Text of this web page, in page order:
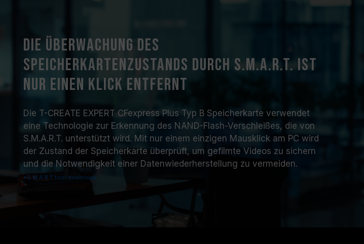
Die Überwachung des
Speicherkartenzustands durch S.M.A.R.T. ist
nur einen Klick entfernt
Die T-CREATE EXPERT CFexpress Plus Typ B Speicherkarte verwendet
eine Technologie zur Erkennung des NAND-Flash-Verschleißes, die von
S.M.A.R.T. unterstützt wird. Mit nur einem einzigen Mausklick am PC wird
der Zustand der Speicherkarte überprüft, um gefilmte Videos zu sichern
und die Notwendigkeit einer Datenwiederherstellung zu vermeiden.
*S.M.A.R.T tool download